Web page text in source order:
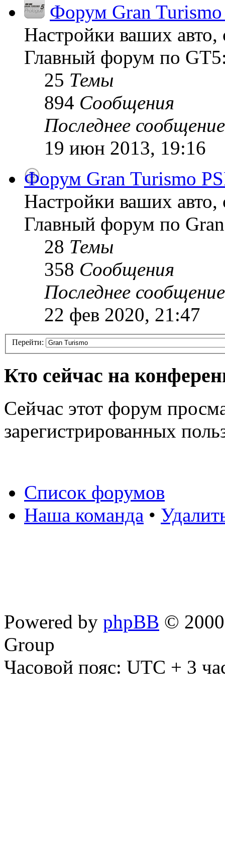
Форум Gran
Настройки ваших авто,
Главный форум по
25 Темы
894 Сообщения
Последнее сообщение
19 июн 2013, 19:16
Форум Gran Turismo
Настройки ваших авто,
Главный форум по
28 Темы
358 Сообщения
Последнее сообщение
22 фев 2020, 21:47
Перейти:
Кто сейчас на
Сейчас этот форум
зарегистрированных
Список форумов
Наша команда •
Powered by phpBB ©
Group
Часовой пояс: UTC + 3